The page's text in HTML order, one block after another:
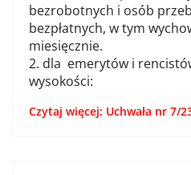
bezrobotnych i osób
bezpłatnych, w tym
miesięcznie.
2. dla emerytów i
wysokości:
Czytaj więcej: Uchwała nr 7/